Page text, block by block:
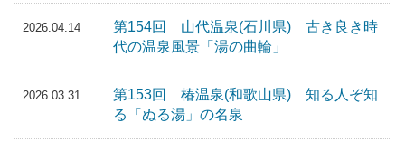
2026.04.14
第154回 山代温泉(石川県) 古き良き時
代の温泉風景「湯の曲輪」
2026.03.31
第153回 椿温泉(和歌山県) 知る人ぞ知
る「ぬる湯」の名泉